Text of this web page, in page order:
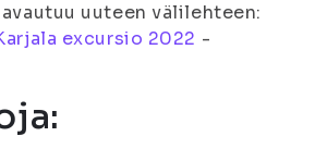
uuteen välilehteen:
excursio 2022 -